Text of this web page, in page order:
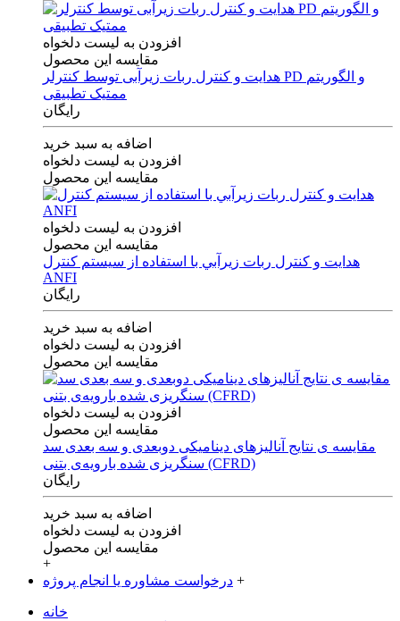
افزودن به لیست دلخواه
مقایسه این محصول
هدایت و کنترل ربات زیرآبی توسط کنترلر PD و الگوریتم
ممتیک تطبیقی
رایگان
اضافه به سبد خرید
افزودن به لیست دلخواه
مقایسه این محصول
افزودن به لیست دلخواه
مقایسه این محصول
هدايت و كنترل ربات زيرآبي با استفاده از سيستم كنترل
ANFI
رایگان
اضافه به سبد خرید
افزودن به لیست دلخواه
مقایسه این محصول
افزودن به لیست دلخواه
مقایسه این محصول
مقایسه ی‌ نتایج آنالیزهای‌ دینامیکی‌ دوبعدی‌ و‌ سه بعدی‌ سد
سنگریزی‌ شده با‌رویه‌ی‌ بتنی‌ (CFRD)
رایگان
اضافه به سبد خرید
افزودن به لیست دلخواه
مقایسه این محصول
+
درخواست مشاوره یا انجام پروژه +
خانه